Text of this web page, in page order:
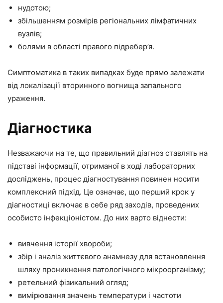
нудотою;
збільшенням розмірів регіональних лімфатичних
вузлів;
болями в області правого підребер’я.
Симптоматика в таких випадках буде прямо залежати
від локалізації вторинного вогнища запального
ураження.
Діагностика
Незважаючи на те, що правильний діагноз ставлять на
підставі інформації, отриманої в ході лабораторних
досліджень, процес діагностування повинен носити
комплексний підхід. Це означає, що перший крок у
діагностиці включає в себе ряд заходів, проведених
особисто інфекціоністом. До них варто віднести:
вивчення історії хвороби;
збір і аналіз життєвого анамнезу для встановлення
шляху проникнення патологічного мікроорганізму;
ретельний фізикальний огляд;
вимірювання значень температури і частоти